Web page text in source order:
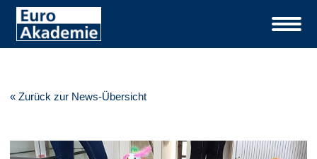
« Zurück zur News-Übersicht